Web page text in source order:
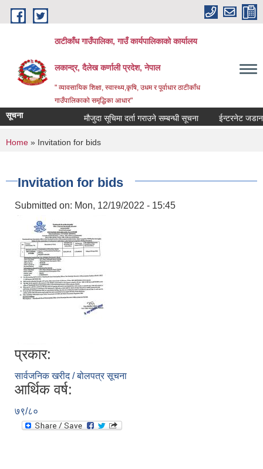
Skip to main content
ठाटीकाँध गाउँपालिका, गाउँ कार्यपालिकाको कार्यालय
लकान्द्र, दैलेख कर्णाली प्रदेश, नेपाल
" व्यावसायिक शिक्षा, स्वास्थ्य,कृषि, उधम र पूर्वाधार ठाटीकाँध
गाउँपालिकाको समृद्धिका आधार"
सूचना मौजुदा सूचिमा दर्ता गराउने सम्बन्धी सूचना ईन्टरनेट
You are here
Home » Invitation for bids
Invitation for bids
Submitted on: Mon, 12/19/2022 - 15:45
प्रकार:
सार्वजनिक खरीद / बोलपत्र सूचना
आर्थिक वर्ष:
७९/८०